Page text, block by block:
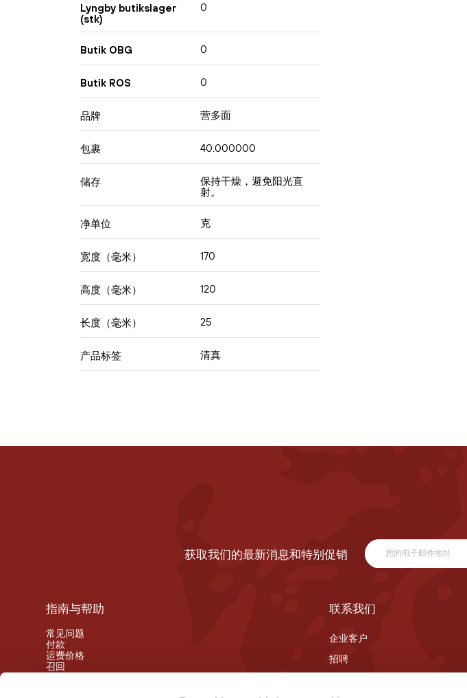
Lyngby butikslager
(stk)
0
Butik OBG 0
Butik ROS 0
品牌 营多⾯
包裹 40.000000
储存
保持干燥，避免阳光直
射。
净单位 克
宽度（毫米） 170
高度（毫米） 120
长度（毫米） 25
产品标签 清真
获取我们的最新消息和特别促销
指南与帮助
常见问题
付款
运费价格
召回
联系我们
企业客户
招聘